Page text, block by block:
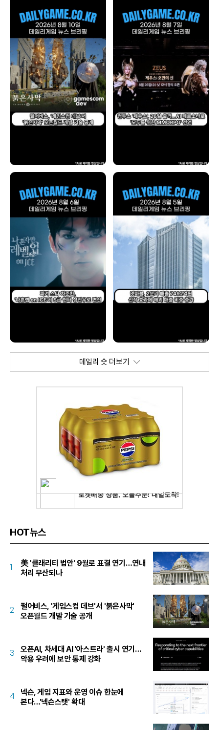
데일리 숏 더보기
HOT뉴스
1
美 '클래리티 법안' 9월로 표결 연기…연내
처리 무산되나
2
펄어비스, '게임스컴 데브'서 '붉은사막'
오픈월드 개발 기술 공개
3
오픈AI, 차세대 AI '아스트라' 출시 연기…
악용 우려에 보안 통제 강화
4
넥슨, 게임 지표와 운영 이슈 한눈에
본다…'넥슨스탯' 확대